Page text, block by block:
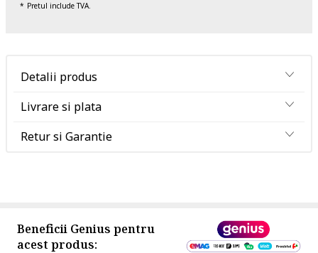
Pretul include TVA.
Detalii produs
Livrare si plata
Retur si Garantie
Beneficii Genius pentru
acest produs: